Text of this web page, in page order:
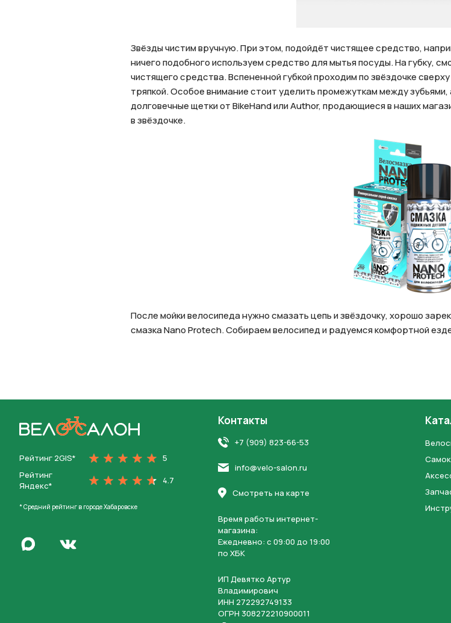
Звёзды чистим вручную. При этом, подойдёт чистящее средство,
ничего подобного используем средство для мытья посуды. На губку,
чистящего средства. Вспененной губкой проходим по звёздочке
тряпкой. Особое внимание стоит уделить промежуткам между
долговечные щетки от BikeHand или Author, продающиеся в наших
в звёздочке.
После мойки велосипеда нужно смазать цепь и звёздочку, хорошо
смазка Nano Protech. Собираем велосипед и радуемся комфортной
Рейтинг 2GIS*
5
Рейтинг
Яндекс*
4.7
* Средний рейтинг в городе Хабаровске
Написать в MaxПерейти во Вконтакте
Контакты
+7 (909) 823-66-53
info@velo-salon.ru
Смотреть на карте
Время работы интернет-
магазина:
Ежедневно: c 09:00 до 19:00
по ХБК
ИП Девятко Артур
Владимирович
ИНН 272292749133
ОГРН 308272210900011
Нажимая на кнопку “Отправить заявку”, вы даете
персональных данных и соглашаетесь с политикой